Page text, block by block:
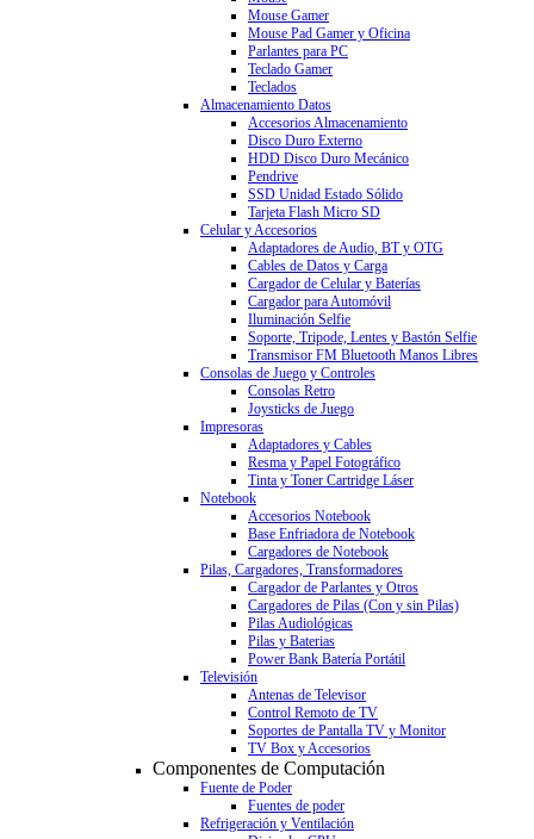
Mouse Gamer
Mouse Pad Gamer y Oficina
Parlantes para PC
Teclado Gamer
Teclados
Almacenamiento Datos
Accesorios Almacenamiento
Disco Duro Externo
HDD Disco Duro Mecánico
Pendrive
SSD Unidad Estado Sólido
Tarjeta Flash Micro SD
Celular y Accesorios
Adaptadores de Audio, BT y OTG
Cables de Datos y Carga
Cargador de Celular y Baterías
Cargador para Automóvil
Iluminación Selfie
Soporte, Tripode, Lentes y Bastón Selfie
Transmisor FM Bluetooth Manos Libres
Consolas de Juego y Controles
Consolas Retro
Joysticks de Juego
Impresoras
Adaptadores y Cables
Resma y Papel Fotográfico
Tinta y Toner Cartridge Láser
Notebook
Accesorios Notebook
Base Enfriadora de Notebook
Cargadores de Notebook
Pilas, Cargadores, Transformadores
Cargador de Parlantes y Otros
Cargadores de Pilas (Con y sin Pilas)
Pilas Audiológicas
Pilas y Baterias
Power Bank Batería Portátil
Televisión
Antenas de Televisor
Control Remoto de TV
Soportes de Pantalla TV y Monitor
TV Box y Accesorios
Componentes de Computación
Fuente de Poder
Fuentes de poder
Refrigeración y Ventilación